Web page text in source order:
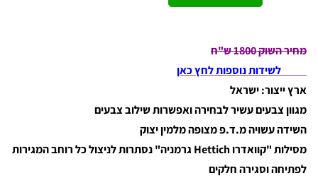
מחיר השוק 1800 ש"ח
לשידות נוספות לחץ כאן
ארץ ייצור: ישראל
מגוון צבעים עשיר לבחירה ואפשרות שילוב צבעים
השידה עשויה מ.ד.פ מצופה מלמין יצוק
מסילות "קוואדרו Hettich גרמניה" נסתרות לניצול כל רוחב המגירות
לפתיחה וסגירה חלקים